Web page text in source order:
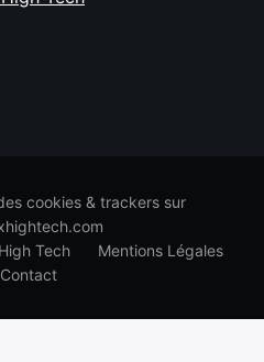
cookies & trackers sur
Tech
Mentions Légales
Contact